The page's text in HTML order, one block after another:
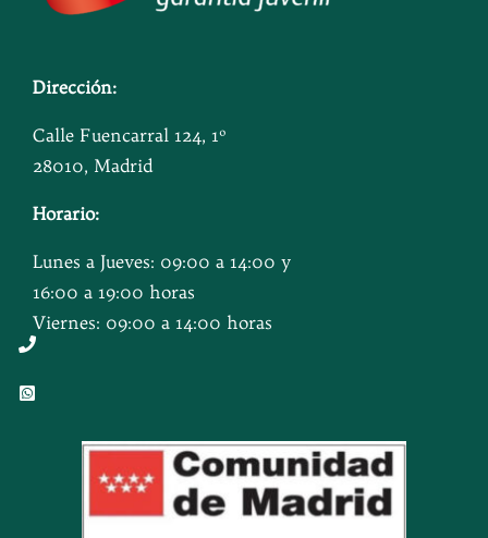
Dirección:
Calle Fuencarral 124, 1º
28010, Madrid
Horario:
Lunes a Jueves: 09:00 a 14:00 y
16:00 a 19:00 horas
Viernes: 09:00 a 14:00 horas
Button
Button